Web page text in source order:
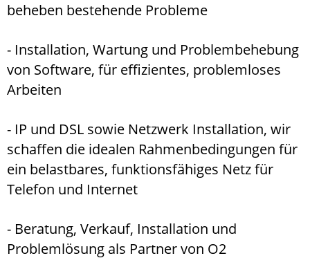
beheben bestehende Probleme
- Installation, Wartung und Problembehebung
von Software, für effizientes, problemloses
Arbeiten
- IP und DSL sowie Netzwerk Installation, wir
schaffen die idealen Rahmenbedingungen für
ein belastbares, funktionsfähiges Netz für
Telefon und Internet
- Beratung, Verkauf, Installation und
Problemlösung als Partner von O2